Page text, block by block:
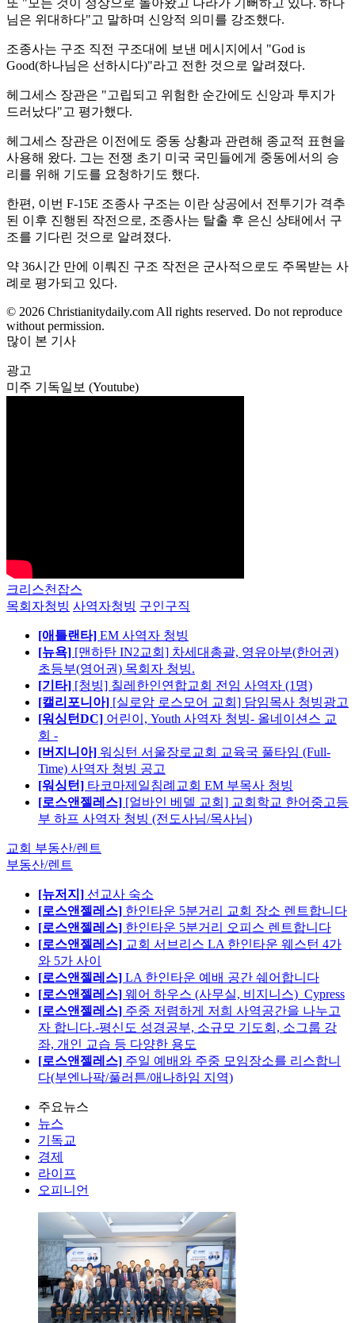
님은 위대하다"고 말하며 신앙적 의미를 강조했다.
조종사는 구조 직전 구조대에 보낸 메시지에서 "God is
Good(하나님은 선하시다)"라고 전한 것으로 알려졌다.
헤그세스 장관은 "고립되고 위험한 순간에도 신앙과 투지가
드러났다"고 평가했다.
헤그세스 장관은 이전에도 중동 상황과 관련해 종교적 표현을
사용해 왔다. 그는 전쟁 초기 미국 국민들에게 중동에서의 승
리를 위해 기도를 요청하기도 했다.
한편, 이번 F-15E 조종사 구조는 이란 상공에서 전투기가 격추
된 이후 진행된 작전으로, 조종사는 탈출 후 은신 상태에서 구
조를 기다린 것으로 알려졌다.
약 36시간 만에 이뤄진 구조 작전은 군사적으로도 주목받는 사
례로 평가되고 있다.
© 2026 Christianitydaily.com All rights reserved. Do not reproduce
without permission.
많이 본 기사
광고
미주 기독일보 (Youtube)
크리스천잡스
목회자청빙 사역자청빙 구인구직
[애틀랜타] EM 사역자 청빙
[뉴욕] [맨하탄 IN2교회] 차세대총괄, 영유아부(한어권)
초등부(영어권) 목회자 청빙.
[기타] [청빙] 칠레한인연합교회 전임 사역자 (1명)
[캘리포니아] [실로암 로스모어 교회] 담임목사 청빙광고
[워싱턴DC] 어린이, Youth 사역자 청빙- 올네이션스 교
회 -
[버지니아] 워싱턴 서울장로교회 교육국 풀타임 (Full-
Time) 사역자 청빙 공고
[워싱턴] 타코마제일침례교회 EM 부목사 청빙
[로스앤젤레스] [얼바인 베델 교회] 교회학교 한어중고등
부 하프 사역자 청빙 (전도사님/목사님)
교회 부동산/렌트
부동산/렌트
[뉴저지] 선교사 숙소
[로스앤젤레스] 한인타운 5분거리 교회 장소 렌트합니다
[로스앤젤레스] 한인타운 5분거리 오피스 렌트합니다
[로스앤젤레스] 교회 서브리스 LA 한인타운 웨스턴 4가
와 5가 사이
[로스앤젤레스] LA 한인타운 예배 공간 쉐어합니다
[로스앤젤레스] 웨어 하우스 (사무실, 비지니스)_Cypress
[로스앤젤레스] 주중 저렴하게 저희 사역공간을 나누고
자 합니다.-평신도 성경공부, 소규모 기도회, 소그룹 강
좌, 개인 교습 등 다양한 용도
[로스앤젤레스] 주일 예배와 주중 모임장소를 리스합니
다(부엔나팍/풀러튼/애나하임 지역)
주요뉴스
뉴스
기독교
경제
라이프
오피니언